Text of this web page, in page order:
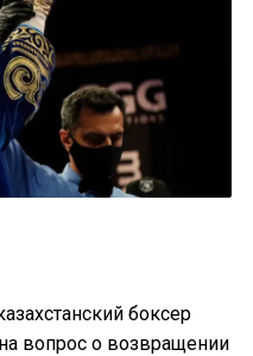
боксер
вопрос о возвращении